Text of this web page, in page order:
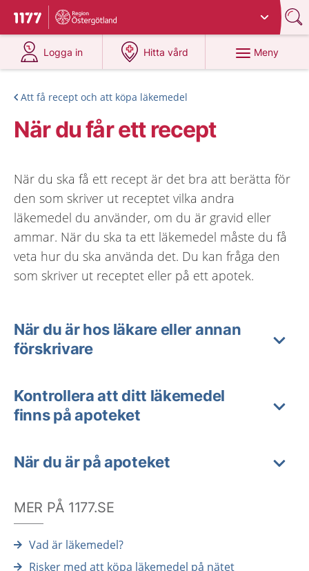
Till startsidan för 1177
Du har valt region
Logga in
på 1177.se
Hitta vård
på 1177.se
Meny
Att få recept och att köpa läkemedel
När du får ett recept
När du ska få ett recept är det bra att berätta för
den som skriver ut receptet vilka andra
läkemedel du använder, om du är gravid eller
ammar. När du ska ta ett läkemedel måste du få
veta hur du ska använda det. Du kan fråga den
som skriver ut receptet eller på ett apotek.
När du är hos läkare eller annan
förskrivare
Kontrollera att ditt läkemedel
finns på apoteket
När du är på apoteket
MER PÅ 1177.SE
Vad är läkemedel?
Risker med att köpa läkemedel på nätet